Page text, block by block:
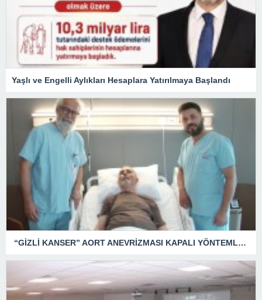
Yaşlı ve Engelli Aylıkları Hesaplara Yatırılmaya Başlandı
“GİZLİ KANSER” AORT ANEVRİZMASI KAPALI YÖNTEMLE TEDAVİ EDİLDİ